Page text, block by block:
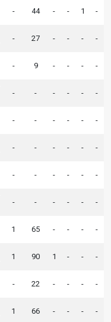
- 44 - - 1 -
- 27 - - - -
- 9 - - - -
- - - - - -
- - - - - -
- - - - - -
- - - - - -
- - - - - -
1 65 - - - -
1 90 1 - - -
- 22 - - - -
1 66 - - - -